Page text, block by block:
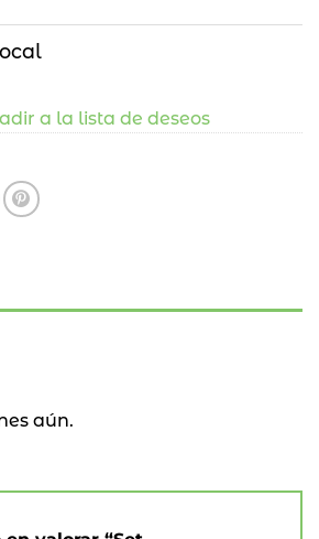
a la lista de deseos
aún.